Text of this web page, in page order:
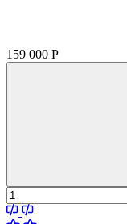
159 000 Р